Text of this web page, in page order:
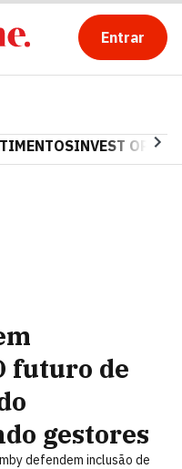
Entrar
INVEST OPINA
futuro de
gestores
defendem inclusão de